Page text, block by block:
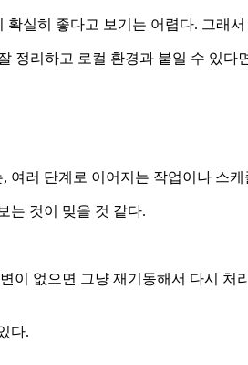
실히 좋다고 보기는 어렵다. 그래
정리하고 로컬 환경과 붙일 수 있다
러 단계로 이어지는 작업이나 스
는 것이 맞을 것 같다.
없으면 그냥 재기동해서 다시
다.